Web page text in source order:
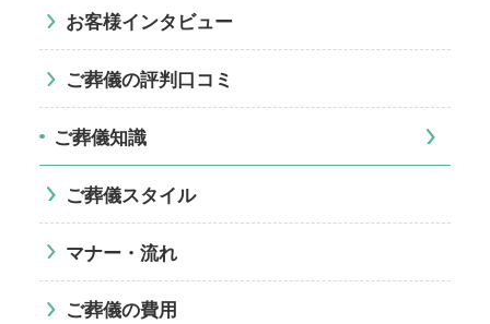
お客様インタビュー
ご葬儀の評判口コミ
ご葬儀知識
ご葬儀スタイル
マナー・流れ
ご葬儀の費用